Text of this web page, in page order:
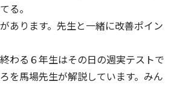
る。
あります。先生と一緒に改善ポイン
わる６年生はその日の週実テストで
を馬場先生が解説しています。みん